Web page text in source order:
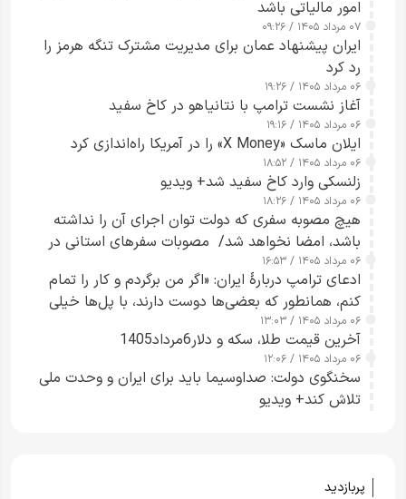
امور مالیاتی باشد
۰۷ مرداد ۱۴۰۵ / ۰۹:۲۶
ایران پیشنهاد عمان برای مدیریت مشترک تنگه هرمز را
رد کرد
۰۶ مرداد ۱۴۰۵ / ۱۹:۲۶
آغاز نشست ترامپ با نتانیاهو در کاخ سفید
۰۶ مرداد ۱۴۰۵ / ۱۹:۱۶
ایلان ماسک «X Money» را در آمریکا راه‌اندازی کرد
۰۶ مرداد ۱۴۰۵ / ۱۸:۵۲
زلنسکی وارد کاخ سفید شد+ ویدیو
۰۶ مرداد ۱۴۰۵ / ۱۸:۲۶
هیچ مصوبه سفری که دولت توان اجرای آن را نداشته
باشد، امضا نخواهد شد/ مصوبات سفرهای استانی در
چارچوب قانون بودجه است+ عکس
۰۶ مرداد ۱۴۰۵ / ۱۶:۵۳
ادعای ترامپ دربارهٔ ایران: «اگر من برگردم و کار را تمام
کنم، همانطور که بعضی‌ها دوست دارند، با پل‌ها خیلی
راحت می‌توانم بیشتر پل‌هایشان را در کمتر از یک
ساعت از بین ببرم+ ویدیو
۰۶ مرداد ۱۴۰۵ / ۱۳:۰۳
آخرین قیمت طلا، سکه و دلار6مرداد1405
۰۶ مرداد ۱۴۰۵ / ۱۲:۰۶
سخنگوی دولت: صداوسیما باید برای ایران و وحدت ملی
تلاش کند+ ویدیو
پربازدید